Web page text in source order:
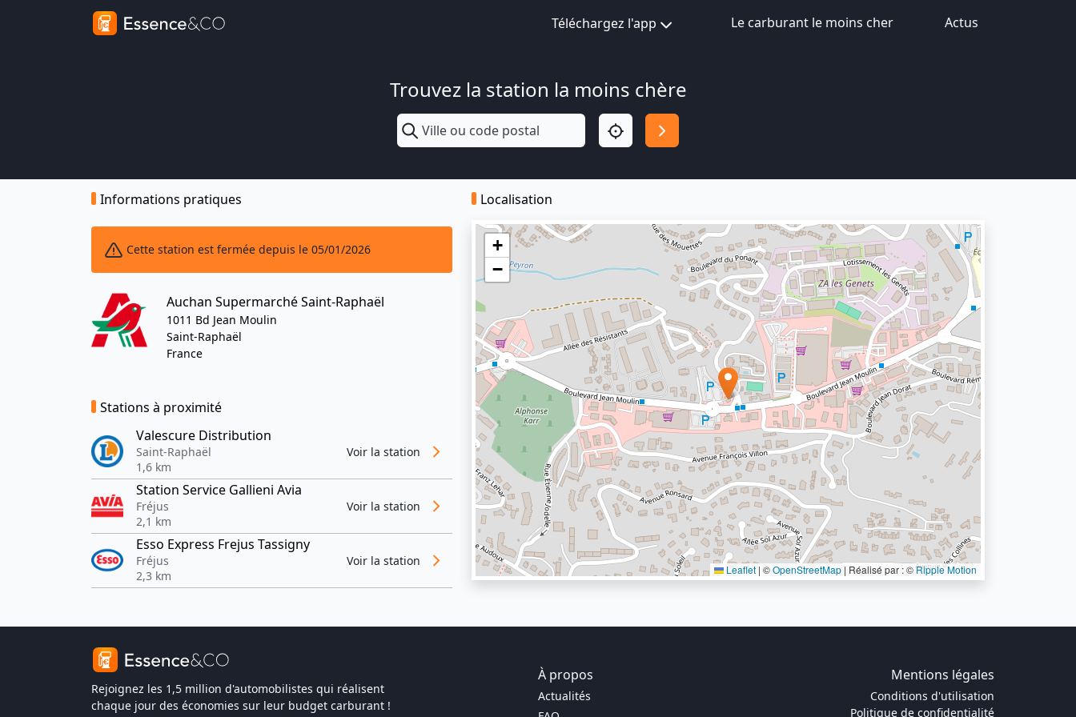
Téléchargez l'app Le carburant le moins cher Actus
Trouvez la station la moins chère
Informations pratiques
Cette station est fermée depuis le 05/01/2026
Auchan Supermarché Saint-Raphaël
1011 Bd Jean Moulin
Saint-Raphaël
France
Stations à proximité
Valescure Distribution
Saint-Raphaël
1,6 km
Voir la station
Station Service Gallieni Avia
Fréjus
2,1 km
Voir la station
Esso Express Frejus Tassigny
Fréjus
2,3 km
Voir la station
Localisation
+
−
Leaflet | ©OpenStreetMap | Réalisé par : ©Ripple Motion
Rejoignez les 1,5 million d'automobilistes qui réalisent
chaque jour des économies sur leur budget carburant !
À propos Mentions légales
Actualités
Conditions d'utilisation
Politique de confidentialité